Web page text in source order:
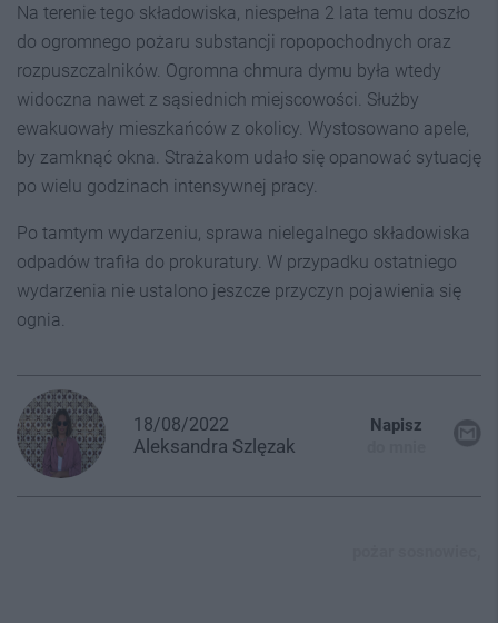
Na terenie tego składowiska, niespełna 2 lata temu doszło
do ogromnego pożaru substancji ropopochodnych oraz
rozpuszczalników. Ogromna chmura dymu była wtedy
widoczna nawet z sąsiednich miejscowości. Służby
ewakuowały mieszkańców z okolicy. Wystosowano apele,
by zamknąć okna. Strażakom udało się opanować sytuację
po wielu godzinach intensywnej pracy.
Po tamtym wydarzeniu, sprawa nielegalnego składowiska
odpadów trafiła do prokuratury. W przypadku ostatniego
wydarzenia nie ustalono jeszcze przyczyn pojawienia się
ognia.
18/08/2022
Aleksandra Szlęzak
Napisz